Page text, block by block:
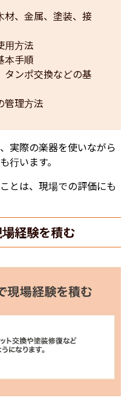
材、金属、塗装、接
用方法
本手順
タンポ交換などの基
管理方法
実際の楽器を使いながら
行います。
とは、現場での評価にも
経験を積む